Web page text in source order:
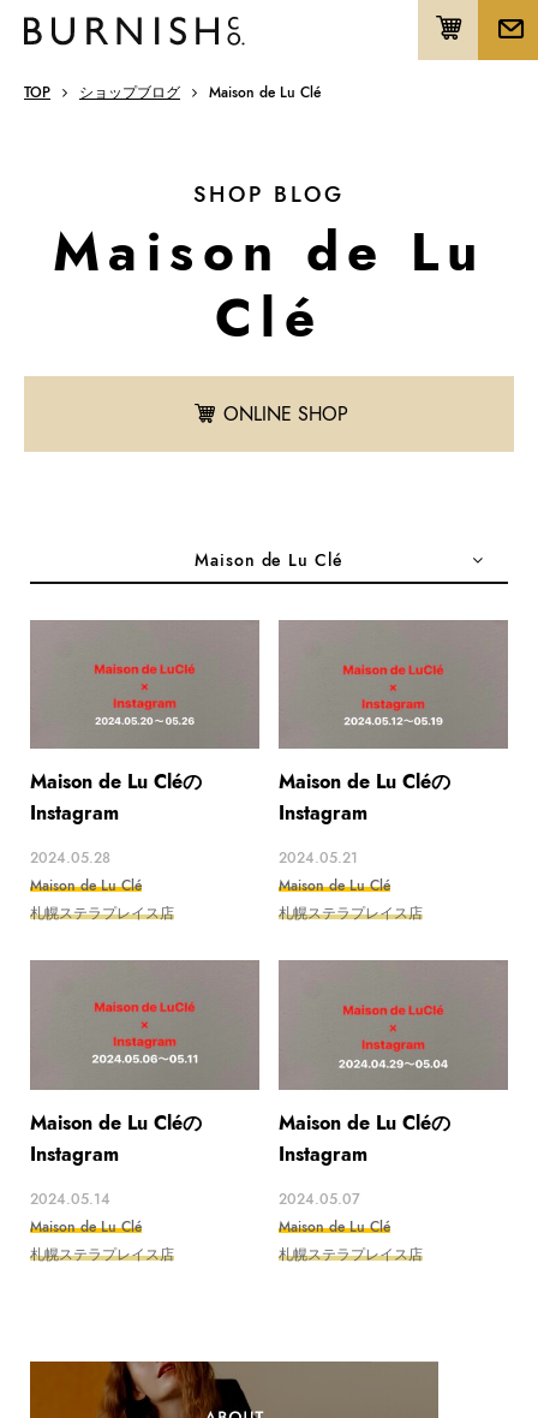
TOP ショップブログ Maison de Lu Clé
SHOP BLOG
Maison de Lu
Clé
ONLINE SHOP
Maison de Lu Clé
Maison de Lu Cléの
Instagram
2024.05.28
Maison de Lu Clé
札幌ステラプレイス店
Maison de Lu Cléの
Instagram
2024.05.21
Maison de Lu Clé
札幌ステラプレイス店
Maison de Lu Cléの
Instagram
2024.05.14
Maison de Lu Clé
札幌ステラプレイス店
Maison de Lu Cléの
Instagram
2024.05.07
Maison de Lu Clé
札幌ステラプレイス店